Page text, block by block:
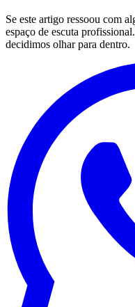
Se este artigo ressoou com
espaço de escuta
decidimos olhar para dentro.